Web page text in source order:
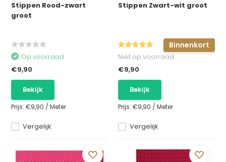
Stippen Rood-zwart
groot
Vergelijk
Op voorraad
€9,90
Bekijk
Prijs:€9,90 /Meter
Stippen Zwart-wit groot
Binnenkort
Vergelijk
Niet op voorraad
€9,90
Bekijk
Prijs: €9,90 / Meter